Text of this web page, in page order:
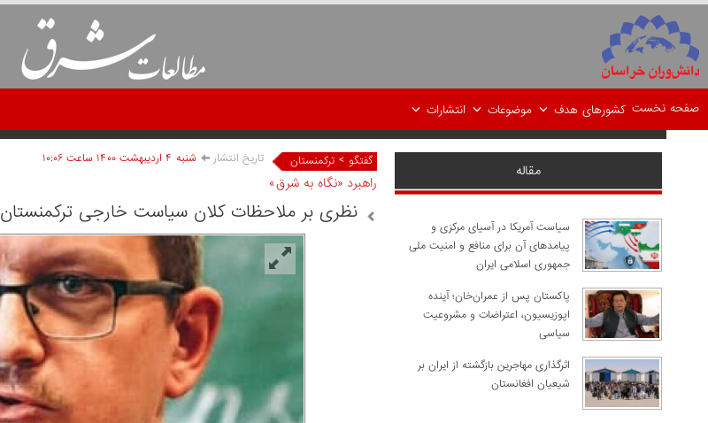
صفحه نخست کشورهای هدف موضوعات انتشارات
گفتگو > ترکمنستان تاریخ انتشار شنبه ۴ ارديبهشت ۱۴۰۰ ساعت ۱۰:۰۶
راهبرد «نگاه به شرق»
نظری بر ملاحظات کلان سیاست خارجی ترکمنستان
مقاله
سیاست آمریکا در آسیای مرکزی و
پیامدهای آن برای منافع و امنیت ملی
جمهوری اسلامی ایران
پاکستان پس از عمران‌خان؛ آینده
اپوزیسیون، اعتراضات و مشروعیت
سیاسی
اثرگذاری مهاجرین بازگشته از ایران بر
شیعیان افغانستان